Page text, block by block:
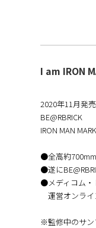
I am IRON
2020年11月発
BE@RBRICK
IRON MAN
●全高約700mm
●遂に
●メディコム・
運営オンライ
※監修中のサン